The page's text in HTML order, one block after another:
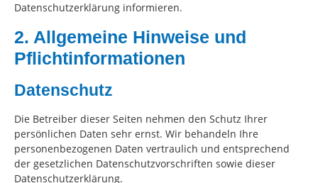
Datenschutzerklärung informieren.
2. Allgemeine Hinweise und
Pflichtinformationen
Datenschutz
Die Betreiber dieser Seiten nehmen den Schutz Ihrer
persönlichen Daten sehr ernst. Wir behandeln Ihre
personenbezogenen Daten vertraulich und entsprechend
der gesetzlichen Datenschutzvorschriften sowie dieser
Datenschutzerklärung.